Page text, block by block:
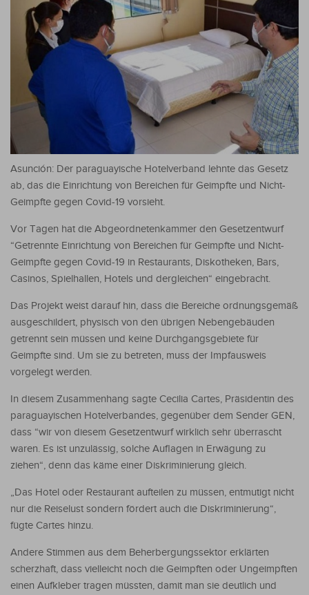
Asunción: Der paraguayische Hotelverband lehnte das Gesetz
ab, das die Einrichtung von Bereichen für Geimpfte und Nicht-
Geimpfte gegen Covid-19 vorsieht.
Vor Tagen hat die Abgeordnetenkammer den Gesetzentwurf
“Getrennte Einrichtung von Bereichen für Geimpfte und Nicht-
Geimpfte gegen Covid-19 in Restaurants, Diskotheken, Bars,
Casinos, Spielhallen, Hotels und dergleichen“ eingebracht.
Das Projekt weist darauf hin, dass die Bereiche ordnungsgemäß
ausgeschildert, physisch von den übrigen Nebengebäuden
getrennt sein müssen und keine Durchgangsgebiete für
Geimpfte sind. Um sie zu betreten, muss der Impfausweis
vorgelegt werden.
In diesem Zusammenhang sagte Cecilia Cartes, Präsidentin des
paraguayischen Hotelverbandes, gegenüber dem Sender GEN,
dass “wir von diesem Gesetzentwurf wirklich sehr überrascht
waren. Es ist unzulässig, solche Auflagen in Erwägung zu
ziehen“, denn das käme einer Diskriminierung gleich.
„Das Hotel oder Restaurant aufteilen zu müssen, entmutigt nicht
nur die Reiselust sondern fördert auch die Diskriminierung“,
fügte Cartes hinzu.
Andere Stimmen aus dem Beherbergungssektor erklärten
scherzhaft, dass vielleicht noch die Geimpften oder Ungeimpften
einen Aufkleber tragen müssten, damit man sie deutlich und